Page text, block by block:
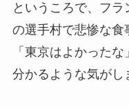
というころで、フ
の選手村で悲惨な食
「東京はよかった
分かるような気がし